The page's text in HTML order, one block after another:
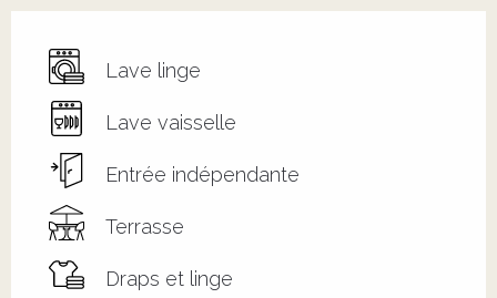
Lave linge
Lave vaisselle
Entrée indépendante
Terrasse
Draps et linge